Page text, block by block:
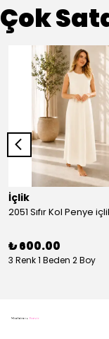
Çok
İçlik
₺ 600.00
3 Renk 1 Beden 2 Boy